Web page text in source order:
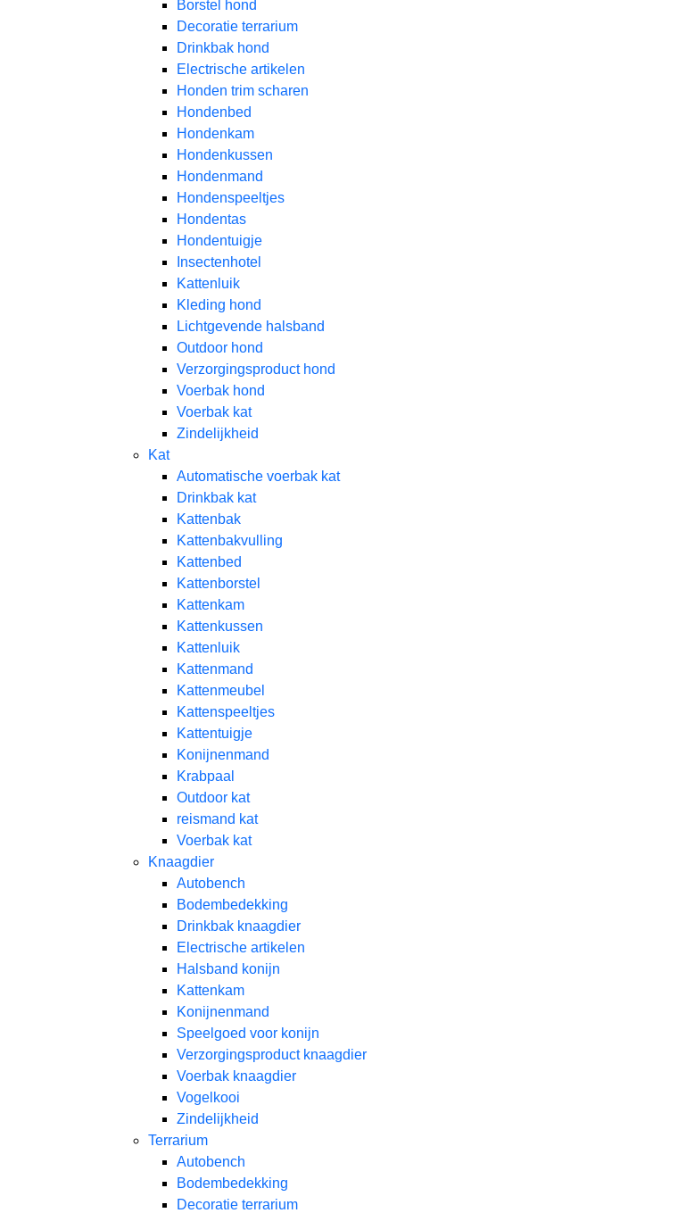
Borstel hond
Decoratie terrarium
Drinkbak hond
Electrische artikelen
Honden trim scharen
Hondenbed
Hondenkam
Hondenkussen
Hondenmand
Hondenspeeltjes
Hondentas
Hondentuigje
Insectenhotel
Kattenluik
Kleding hond
Lichtgevende halsband
Outdoor hond
Verzorgingsproduct hond
Voerbak hond
Voerbak kat
Zindelijkheid
Kat
Automatische voerbak kat
Drinkbak kat
Kattenbak
Kattenbakvulling
Kattenbed
Kattenborstel
Kattenkam
Kattenkussen
Kattenluik
Kattenmand
Kattenmeubel
Kattenspeeltjes
Kattentuigje
Konijnenmand
Krabpaal​
Outdoor kat
reismand kat​
Voerbak kat
Knaagdier
Autobench
Bodembedekking
Drinkbak knaagdier
Electrische artikelen
Halsband konijn
Kattenkam
Konijnenmand
Speelgoed voor konijn​
Verzorgingsproduct knaagdier
Voerbak knaagdier
Vogelkooi
Zindelijkheid
Terrarium
Autobench
Bodembedekking
Decoratie terrarium